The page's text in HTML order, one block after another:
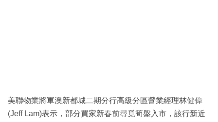
美聯物業將軍澳新都城二期分行高級分區營業經理林健偉
(Jeff Lam)表示，部分買家新春前尋覓筍盤入市，該行新近